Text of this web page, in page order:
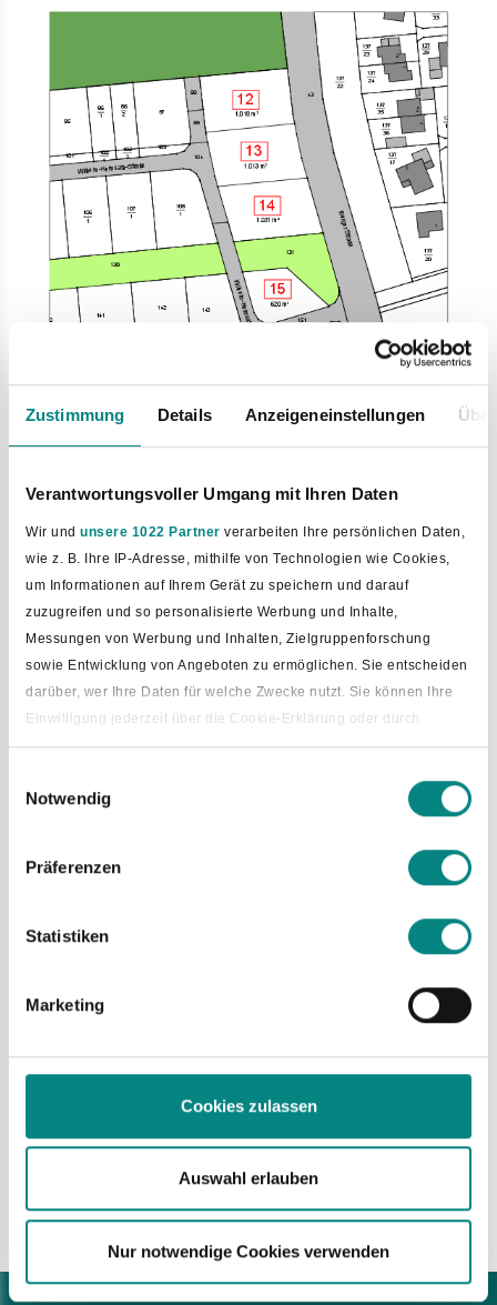
Zustimmung Details Anzeigeneinstellungen
Verantwortungsvoller Umgang mit Ihren Daten
Wir und unsere 1022 Partner verarbeiten Ihre persönlichen Daten,
wie z. B. Ihre IP-Adresse, mithilfe von Technologien wie Cookies,
um Informationen auf Ihrem Gerät zu speichern und darauf
zuzugreifen und so personalisierte Werbung und Inhalte,
Messungen von Werbung und Inhalten, Zielgruppenforschung
sowie Entwicklung von Angeboten zu ermöglichen. Sie entscheiden
darüber, wer Ihre Daten für welche Zwecke nutzt. Sie können Ihre
Einwilligung jederzeit über die Cookie-Erklärung oder durch
Klicken auf das Privacy Trigger Symbol ändern oder widerrufen
Wenn Sie es erlauben, würden wir auch gerne:
Erfahren Sie mehr darüber, wie Ihre persönlichen Daten verarbeitet
Notwendig
Präferenzen
Statistiken
Marketing
Cookies zulassen
Auswahl erlauben
Nur notwendige Cookies verwenden
24. Juni 2026
Grundstücksvergabe zur Errichtung
von Mehrfamilienhäusern im
Weg”
In zentraler Ortslage entlang der Iburger Straße werden
aktuell vier baureife Grundstücke zur Errichtung von
Bewerbungen zum Grunderwerb sind per Mail
bis zum 31.
an die Gemeinde Bad Laer an die Mailadresse
zu richten. Für Rückfragen stehen Frau
Seydel (Email:
, Tel. 05424/2911-60)
Tel. 05424/2911-65) zur Verfügung.
Weitere Informationen finden Siehier.